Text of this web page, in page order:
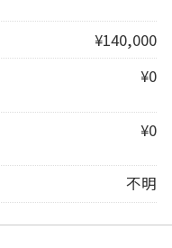
¥140,000
¥0
¥0
不明